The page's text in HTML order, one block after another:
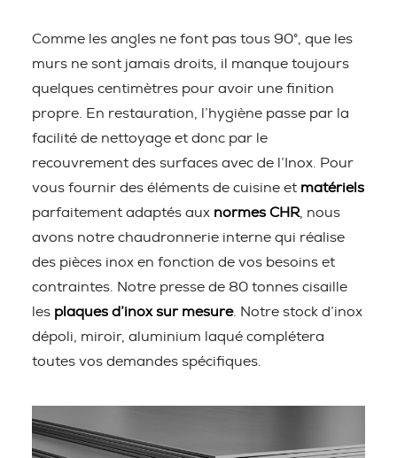
Comme les angles ne font pas tous 90°, que les
murs ne sont jamais droits, il manque toujours
quelques centimètres pour avoir une finition
propre. En restauration, l’hygiène passe par la
facilité de nettoyage et donc par le
recouvrement des surfaces avec de l’Inox. Pour
vous fournir des éléments de cuisine et matériels
parfaitement adaptés aux normes CHR , nous
avons notre chaudronnerie interne qui réalise
des pièces inox en fonction de vos besoins et
contraintes. Notre presse de 80 tonnes cisaille
les plaques d’inox sur mesure. Notre stock d’inox
dépoli, miroir, aluminium laqué complétera
toutes vos demandes spécifiques.